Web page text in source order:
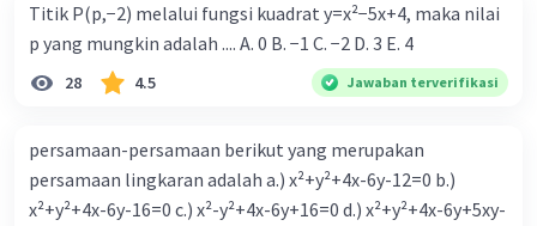
Titik P(p,−2) melalui fungsi kuadrat y=x²−5x+4, maka nilai
p yang mungkin adalah .... A. 0 B. −1 C. −2 D. 3 E. 4
28 4.5 Jawaban terverifikasi
persamaan-persamaan berikut yang merupakan
persamaan lingkaran adalah a.) x²+y²+4x-6y-12=0 b.)
x²+y²+4x-6y-16=0 c.) x²-y²+4x-6y+16=0 d.) x²+y²+4x-6y+5xy-